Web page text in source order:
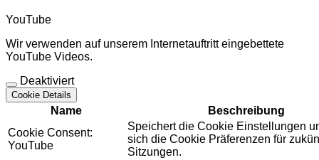
YouTube
Wir verwenden auf unserem Internetauftritt eingebettete
YouTube Videos.
Deaktiviert
Cookie Details
Name
Beschreibung
Cookie Consent:
YouTube
Speichert die Cookie Einstellungen
sich die Cookie Präferenzen für
Sitzungen.